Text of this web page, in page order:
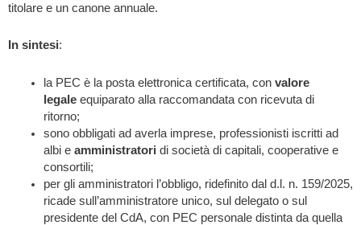
titolare e un canone annuale.
In sintesi:
la PEC è la posta elettronica certificata, con valore
legaleequiparato alla raccomandata con ricevuta di
ritorno;
sono obbligati ad averla imprese, professionisti iscritti ad
albi e amministratori di società di capitali, cooperative e
consortili;
per gli amministratori l’obbligo, ridefinito dal d.l. n. 159/2025,
ricade sull’amministratore unico, sul delegato o sul
presidente del CdA, con PEC personale distinta da quella